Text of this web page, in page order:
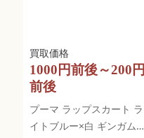
1000円前後～200円
前後
プーマ ラップスカート ラ
イトブルー×白 ギンガムチ